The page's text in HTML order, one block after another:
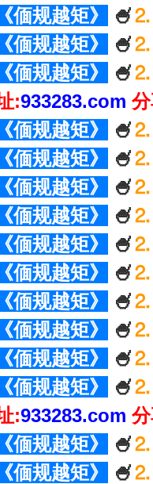
《偭规越矩》 🍧⒉
《偭规越矩》 🍧⒉
《偭规越矩》 🍧⒉
:933283.com
《偭规越矩》 🍧⒉
《偭规越矩》 🍧⒉
《偭规越矩》 🍧⒉
《偭规越矩》 🍧⒉
《偭规越矩》 🍧⒉
《偭规越矩》 🍧⒉
《偭规越矩》 🍧⒉
《偭规越矩》 🍧⒉
《偭规越矩》 🍧⒉
《偭规越矩》 🍧⒉
:933283.com
《偭规越矩》 🍧⒉
《偭规越矩》 🍧⒉